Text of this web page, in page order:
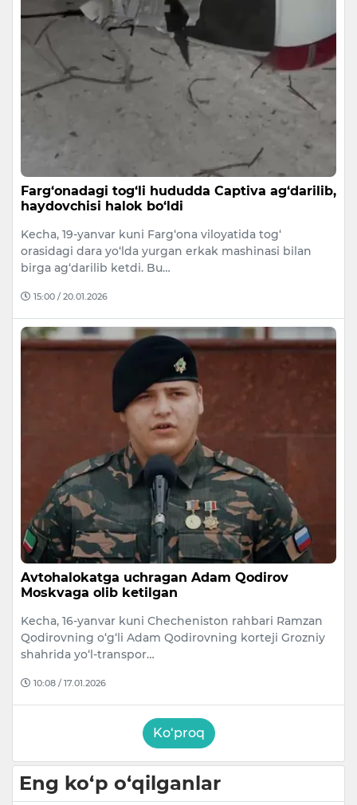
Farg‘onadagi tog‘li hududda Captiva ag‘darilib,
haydovchisi halok bo‘ldi
Kecha, 19-yanvar kuni Farg‘ona viloyatida tog‘
orasidagi dara yo‘lda yurgan erkak mashinasi bilan
birga ag‘darilib ketdi. Bu…
15:00 / 20.01.2026
Avtohalokatga uchragan Adam Qodirov
Moskvaga olib ketilgan
Kecha, 16-yanvar kuni Checheniston rahbari Ramzan
Qodirovning o‘g‘li Adam Qodirovning korteji Grozniy
shahrida yo‘l-transpor…
10:08 / 17.01.2026
Ko‘proq
Eng ko‘p o‘qilganlar